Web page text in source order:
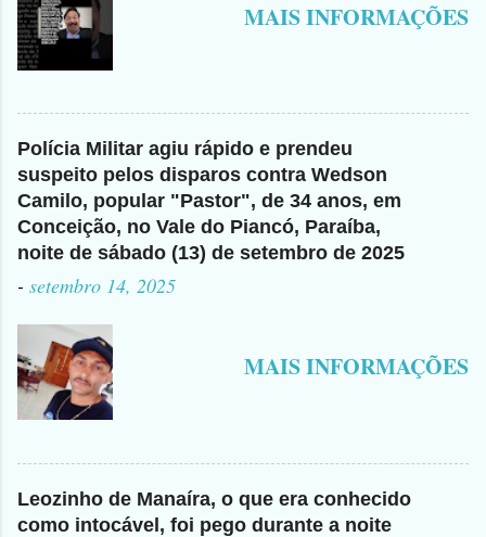
MAIS INFORMAÇÕES
Polícia Militar agiu rápido e prendeu
suspeito pelos disparos contra Wedson
Camilo, popular "Pastor", de 34 anos, em
Conceição, no Vale do Piancó, Paraíba,
noite de sábado (13) de setembro de 2025
- setembro 14, 2025
MAIS INFORMAÇÕES
Leozinho de Manaíra, o que era conhecido
como intocável, foi pego durante a noite